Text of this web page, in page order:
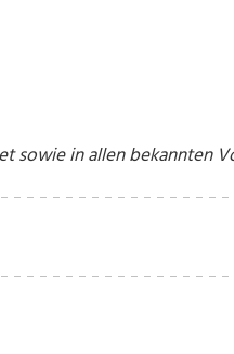
sowie in allen bekannten